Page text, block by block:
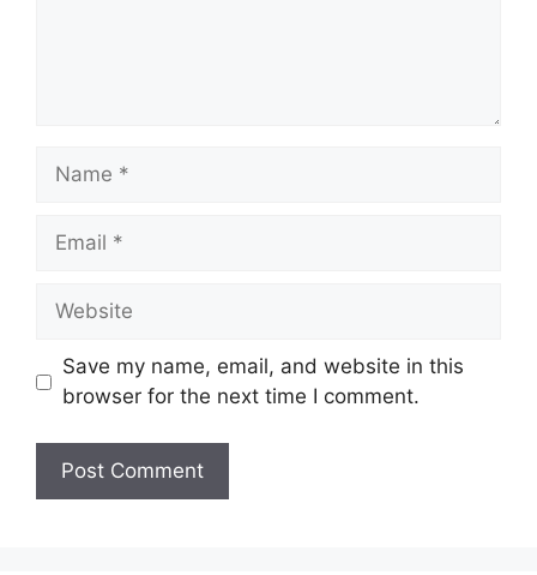
Name
Email
Website
Save my name, email, and website in this
browser for the next time I comment.